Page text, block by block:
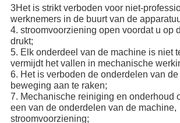
3Het is strikt verboden voor niet-
werknemers in de buurt van de
4. stroomvoorziening open voordat u op
drukt;
5. Elk onderdeel van de machine is niet
vermijdt het vallen in mechanische
6. Het is verboden de onderdelen van
beweging aan te raken;
7. Mechanische reiniging en onderhoud
een van de onderdelen van de machine,
stroomvoorziening;